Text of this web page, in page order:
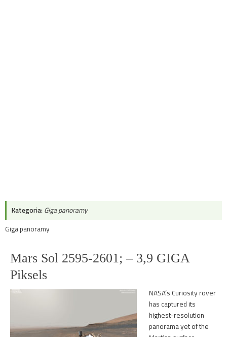
Kategoria: Giga panoramy
Giga panoramy
Mars Sol 2595-2601; – 3,9 GIGA
Piksels
NASA’s Curiosity rover
has captured its
highest-resolution
panorama yet of the